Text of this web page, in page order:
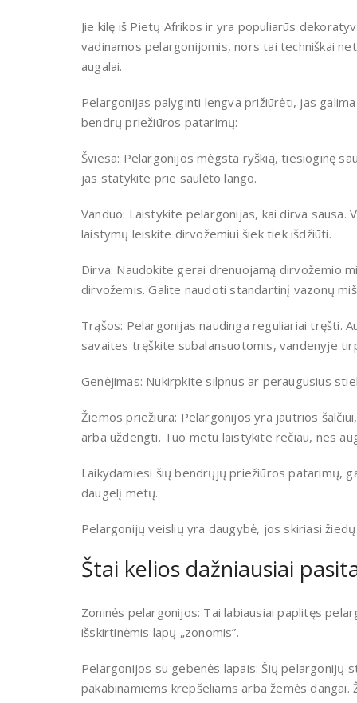
Jie kilę iš Pietų Afrikos ir yra populiarūs
vadinamos pelargonijomis, nors tai techniškai
augalai.
Pelargonijas palyginti lengva prižiūrėti, jas
bendrų priežiūros patarimų:
Šviesa: Pelargonijos mėgsta ryškią, tiesioginę
jas statykite prie saulėto lango.
Vanduo: Laistykite pelargonijas, kai dirva
laistymų leiskite dirvožemiui šiek tiek išdžiūti.
Dirva: Naudokite gerai drenuojamą dirvožemio
dirvožemis. Galite naudoti standartinį vazonų
Trąšos: Pelargonijas naudinga reguliariai tręšti.
savaites tręškite subalansuotomis, vandenyje
Genėjimas: Nukirpkite silpnus ar peraugusius
Žiemos priežiūra: Pelargonijos yra jautrios
arba uždengti. Tuo metu laistykite rečiau, nes
Laikydamiesi šių bendrųjų priežiūros patarimų,
daugelį metų.
Pelargonijų veislių yra daugybė, jos skiriasi
Štai kelios dažniausiai
Zoninės pelargonijos: Tai labiausiai paplitęs
išskirtinėmis lapų „zonomis”.
Pelargonijos su gebenės lapais: Šių pelargonijų
pakabinamiems krepšeliams arba žemės